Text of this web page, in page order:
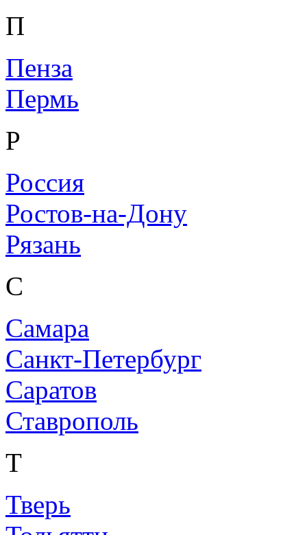
П
Пенза
Пермь
Р
Россия
Ростов-на-Дону
Рязань
С
Самара
Санкт-Петербург
Саратов
Ставрополь
Т
Тверь